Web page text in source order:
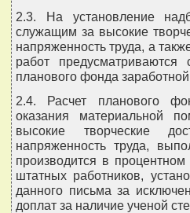
2.3. На установление
служащим за высокие
напряженность труда, а
работ
планового фонда
2.4. Расчет планового
оказания материальной
высокие творческие
напряженность труда,
производится в
штатных работников,
данного письма за
доплат за наличие ученой